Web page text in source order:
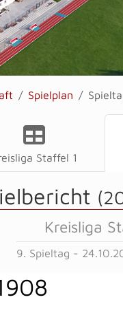
Spielplan
Staffel 1
Kreisliga
9. Spieltag -